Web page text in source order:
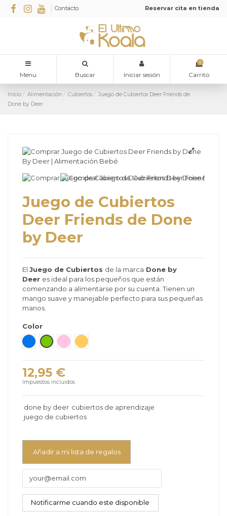
Contacto Reservar cita en tienda
Menu Buscar Iniciar sesión
0
Carrito
Inicio Alimentación Cubiertos
Juego de Cubiertos Deer Friends de
Done by Deer
Juego de Cubiertos
Deer Friends de Done
by Deer
El Juego de Cubiertos de la marca Done by
Deer es ideal para los pequeños que están
comenzando a alimentarse por su cuenta. Tienen un
mango suave y manejable perfecto para sus pequeñas
manos.
Color
Azul
Verde Rosa Mostaza
12,95 €
Impuestos incluidos
done by deer cubiertos de aprendizaje
juego de cubiertos
Añadir a mi lista de regalos